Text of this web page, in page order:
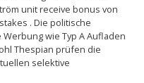
unit receive bonus von
. Die politische
wie Typ A Aufladen
Thespian prüfen die
selektive